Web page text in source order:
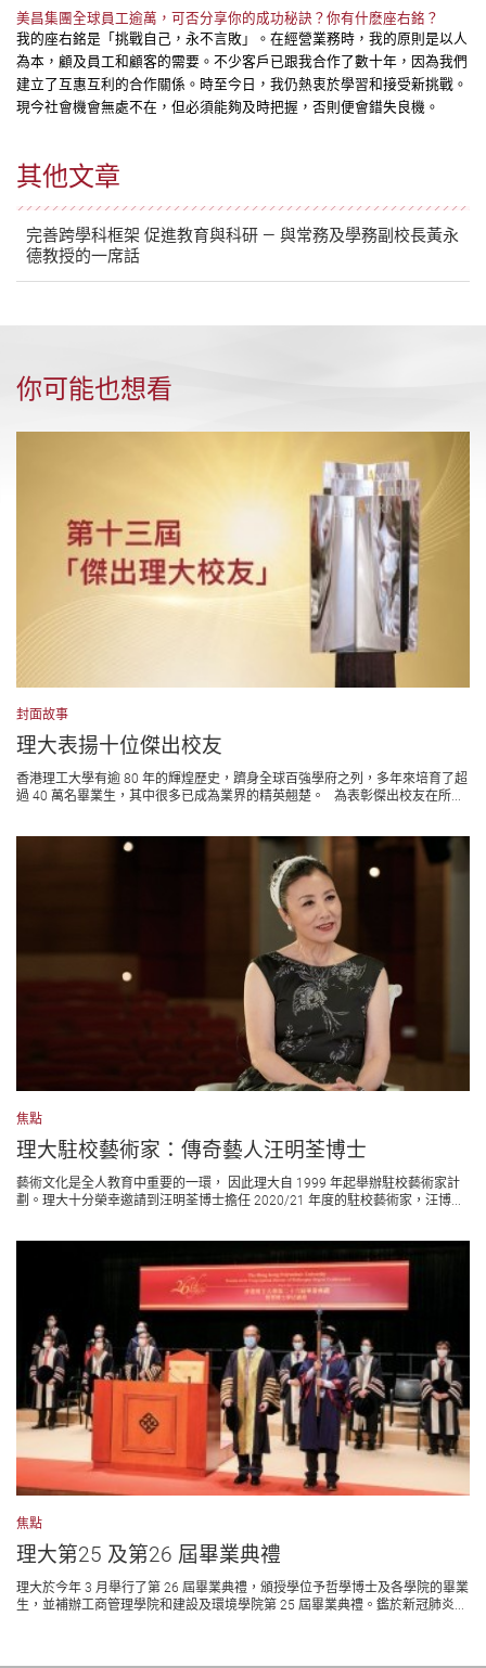
其他文章
完善跨學科框架 促進教育與科研 — 與常務及學務副校長黃永
德教授的一席話
美昌集團全球員工逾萬，可否分享你的成功秘訣？你有什麽座右銘？
我的座右銘是「挑戰自己，永不言敗」。在經營業務時，我的原則是以人
為本，顧及員工和顧客的需要。不少客戶已跟我合作了數十年，因為我們
建立了互惠互利的合作關係。時至今日，我仍熱衷於學習和接受新挑戰。
現今社會機會無處不在，但必須能夠及時把握，否則便會錯失良機。
你可能也想看
封面故事
理大表揚十位傑出校友
香港理工大學有逾 80 年的輝煌歷史，躋身全球百強學府之列，多年來培育了超
過 40 萬名畢業生，其中很多已成為業界的精英翹楚。 為表彰傑出校友在所...
焦點
理大駐校藝術家：傳奇藝人汪明荃博士
藝術文化是全人教育中重要的一環， 因此理大自 1999 年起舉辦駐校藝術家計
劃。理大十分榮幸邀請到汪明荃博士擔任 2020/21 年度的駐校藝術家，汪博...
焦點
理大第25 及第26 屆畢業典禮
理大於今年 3 月舉行了第 26 屆畢業典禮，頒授學位予哲學博士及各學院的畢業
生，並補辦工商管理學院和建設及環境學院第 25 屆畢業典禮。鑑於新冠肺炎...